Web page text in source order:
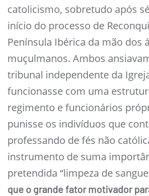
catolicismo, sobretudo após
início do processo de
Península Ibérica da mão dos
muçulmanos. Ambos
tribunal independente da
funcionasse com uma
regimento e funcionários
punisse os indivíduos que
professando de fés não
instrumento de suma
pretendida “limpeza de
que o grande fator motivador